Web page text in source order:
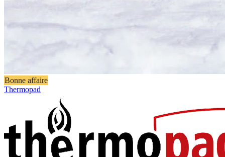
Bonne affaire
Thermopad